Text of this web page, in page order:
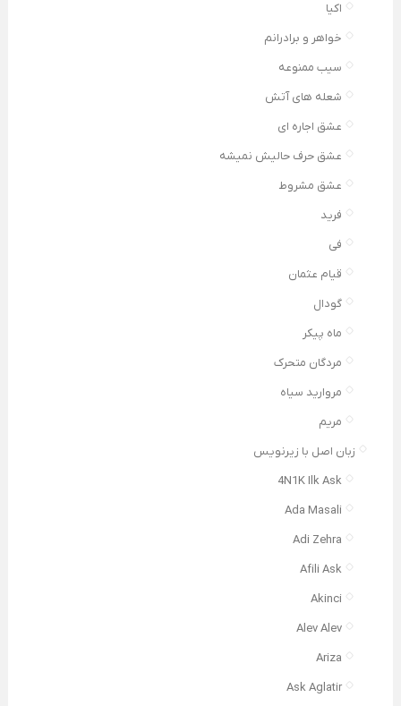
اکیا
خواهر و برادرانم
سیب ممنوعه
شعله های آتش
عشق اجاره ای
عشق حرف حالیش نمیشه
عشق مشروط
فرید
فی
قیام عثمان
گودال
ماه پیکر
مردگان متحرک
مروارید سیاه
مریم
زبان اصل با زیرنویس
4N1K Ilk Ask
Ada Masali
Adi Zehra
Afili Ask
Akinci
Alev Alev
Ariza
Ask Aglatir